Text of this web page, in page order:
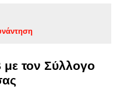
τον Σύλλογο